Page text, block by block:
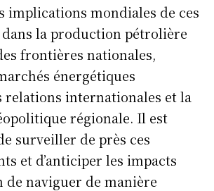
implications mondiales de ces
la production pétrolière
frontières nationales,
énergétiques
relations internationales et la
régionale. Il est
surveiller de près ces
et d’anticiper les impacts
de naviguer de manière